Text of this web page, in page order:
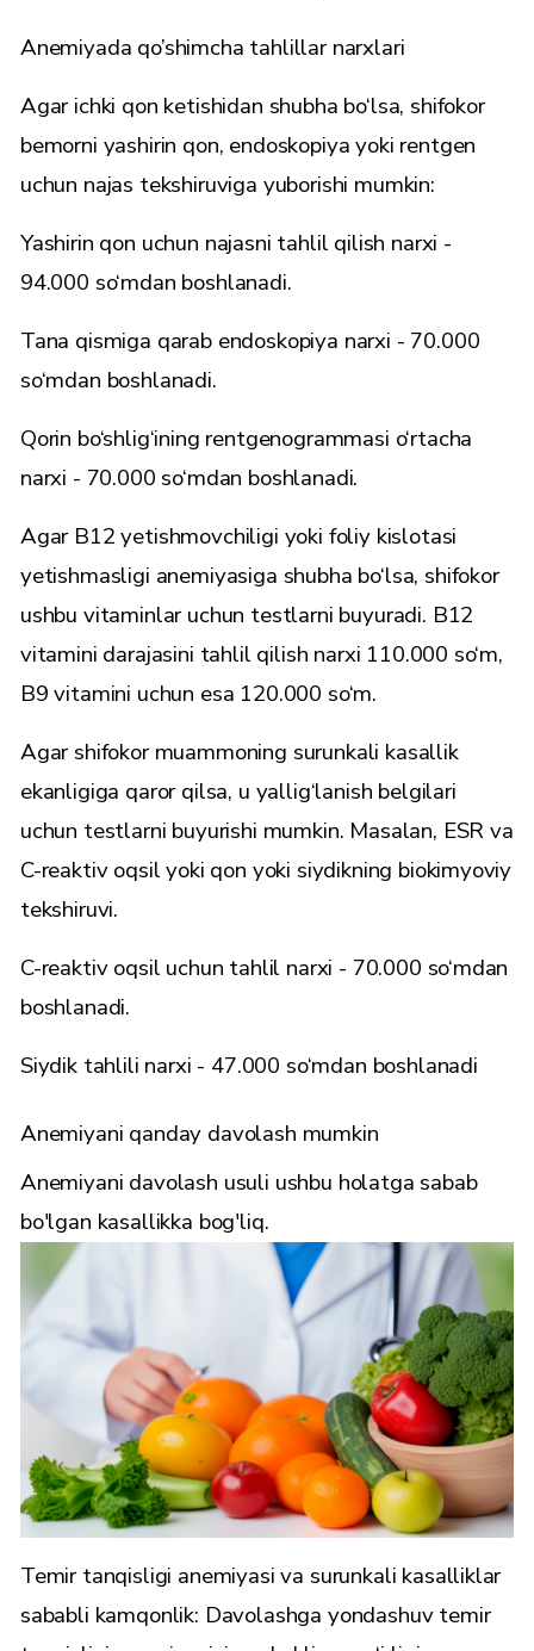
Anemiyada qo’shimcha tahlillar narxlari
Agar ichki qon ketishidan shubha bo‘lsa, shifokor
bemorni yashirin qon, endoskopiya yoki rentgen
uchun najas tekshiruviga yuborishi mumkin:
Yashirin qon uchun najasni tahlil qilish narxi -
94.000 so‘mdan boshlanadi.
Tana qismiga qarab endoskopiya narxi - 70.000
so‘mdan boshlanadi.
Qorin bo‘shlig‘ining rentgenogrammasi o‘rtacha
narxi - 70.000 so‘mdan boshlanadi.
Agar B12 yetishmovchiligi yoki foliy kislotasi
yetishmasligi anemiyasiga shubha bo‘lsa, shifokor
ushbu vitaminlar uchun testlarni buyuradi. B12
vitamini darajasini tahlil qilish narxi 110.000 so‘m,
B9 vitamini uchun esa 120.000 so‘m.
Agar shifokor muammoning surunkali kasallik
ekanligiga qaror qilsa, u yallig‘lanish belgilari
uchun testlarni buyurishi mumkin. Masalan, ESR va
C-reaktiv oqsil yoki qon yoki siydikning biokimyoviy
tekshiruvi.
C-reaktiv oqsil uchun tahlil narxi - 70.000 so‘mdan
boshlanadi.
Siydik tahlili narxi - 47.000 so‘mdan boshlanadi
Anemiyani qanday davolash mumkin
Anemiyani davolash usuli ushbu holatga sabab
bo'lgan kasallikka bog'liq.
Temir tanqisligi anemiyasi va surunkali kasalliklar
sababli kamqonlik: Davolashga yondashuv temir